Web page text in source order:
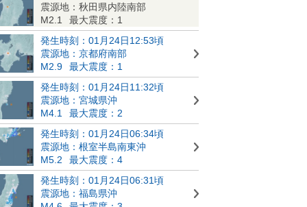
震源地：秋田県内陸南部
M2.1
最大震度：1
発生時刻：01月24日12:53頃
震源地：京都府南部
M2.9
最大震度：1
発生時刻：01月24日11:32頃
震源地：宮城県沖
M4.1
最大震度：2
発生時刻：01月24日06:34頃
震源地：根室半島南東沖
M5.2
最大震度：4
発生時刻：01月24日06:31頃
震源地：福島県沖